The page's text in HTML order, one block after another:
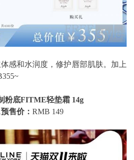
和水润度，修护唇部肌肤。加上
粉底FITME轻垫霜 14g
售价： RMB 149